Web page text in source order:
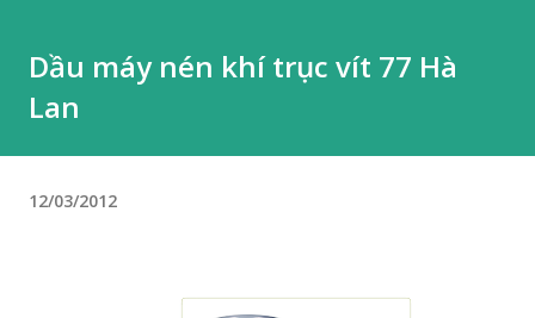
Dầu máy nén khí trục vít 77 Hà
Lan
12/03/2012